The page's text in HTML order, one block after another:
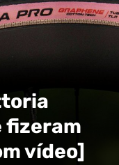
fizeram
vídeo]